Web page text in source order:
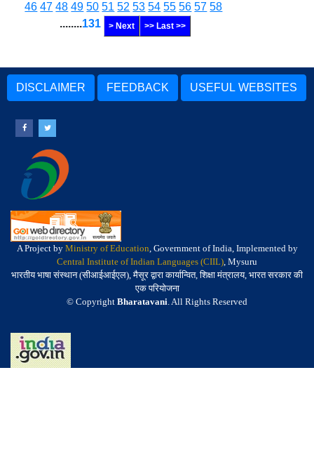
46 47 48 49 50 51 52 53 54 55 56 57 58
........131 > Next >> Last >>
DISCLAIMER FEEDBACK USEFUL WEBSITES
A Project by Ministry of Education, Government of India, Implemented by
Central Institute of Indian Languages (CIIL), Mysuru
भारतीय भाषा संस्थान (सीआईआईएल), मैसूर द्वारा कार्यान्वित, शिक्षा मंत्रालय, भारत सरकार की
एक परियोजना
© Copyright Bharatavani. All Rights Reserved